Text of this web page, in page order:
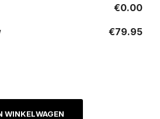
€0.00
€79.95
WINKELWAGEN